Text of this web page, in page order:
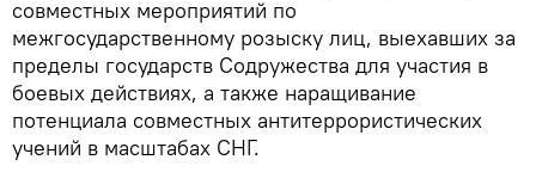
совместных мероприятий по
межгосударственному розыску лиц, выехавших за
пределы государств Содружества для участия в
боевых действиях, а также наращивание
потенциала совместных антитеррористических
учений в масштабах СНГ.